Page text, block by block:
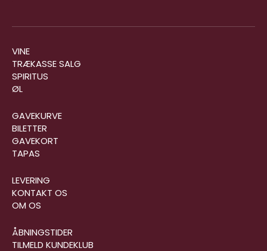
VINE
TRÆKASSE SALG
SPIRITUS
ØL
GAVEKURVE
BILETTER
GAVEKORT
TAPAS
LEVERING
KONTAKT OS
OM OS
ÅBNINGSTIDER
TILMELD KUNDEKLUB